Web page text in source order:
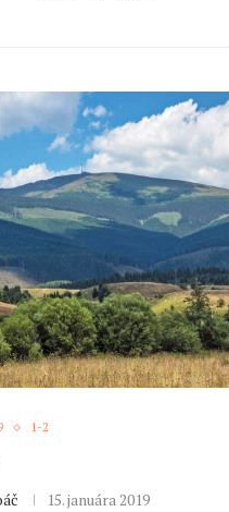
1-2
15. januára 2019